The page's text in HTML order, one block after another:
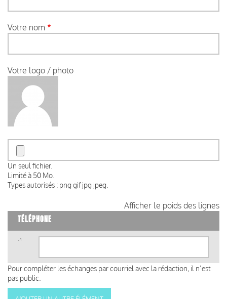
Votre nom
Votre logo / photo
Un seul fichier.
Limité à 50 Mo.
Types autorisés : png gif jpg jpeg.
Afficher le poids des lignes
TÉLÉPHONE
1)
Pour compléter les échanges par courriel avec la rédaction, il n’est
pas public.